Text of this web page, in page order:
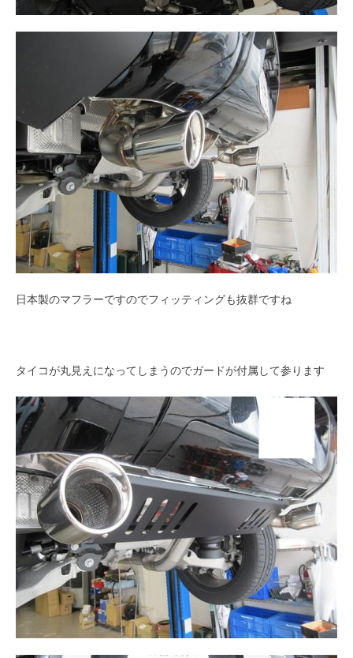
日本製のマフラーですのでフィッティングも抜群ですね
タイコが丸見えになってしまうのでガードが付属して参ります